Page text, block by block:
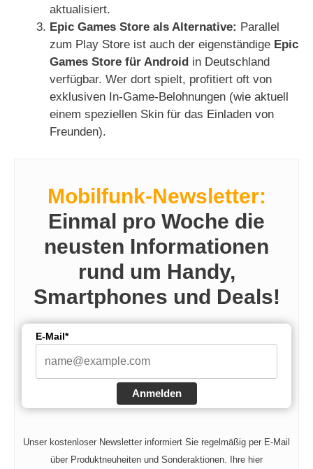
aktualisiert.
Epic Games Store als Alternative: Parallel
zum Play Store ist auch der eigenständige Epic
Games Store für Android in Deutschland
verfügbar. Wer dort spielt, profitiert oft von
exklusiven In-Game-Belohnungen (wie aktuell
einem speziellen Skin für das Einladen von
Freunden).
Mobilfunk-Newsletter:
Einmal pro Woche die
neusten Informationen
rund um Handy,
Smartphones und Deals!
E-Mail*
Anmelden
Unser kostenloser Newsletter informiert Sie regelmäßig per E-Mail
über Produktneuheiten und Sonderaktionen. Ihre hier